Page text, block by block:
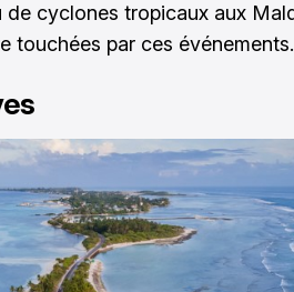
de cyclones tropicaux aux
touchées par ces événements.